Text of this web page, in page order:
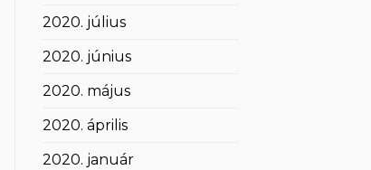
2020. július
2020. június
2020. május
2020. április
2020. január